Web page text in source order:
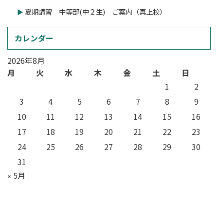
夏期講習 中等部(中２生) ご案内（真上校）
カレンダー
2026年8月
月
火 水 木 金 土
日
1
2
3
4 5 6 7 8
9
10
11 12 13 14 15
16
17
18 19 20 21 22
23
24
25 26 27 28 29
30
31
« 5月